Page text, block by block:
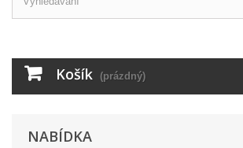
Košík (prázdný)
NABÍDKA